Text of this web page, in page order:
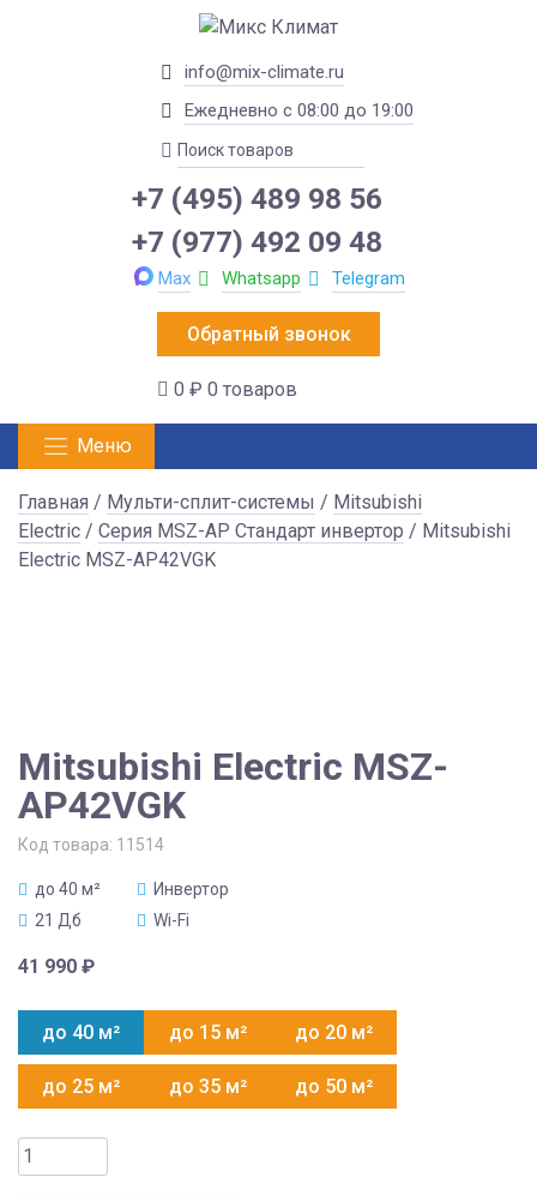
info@mix-climate.ru
Ежедневно с 08:00 до 19:00
+7 (495) 489 98 56
+7 (977) 492 09 48
Max Whatsapp Telegram
Обратный звонок
0 ₽ 0 товаров
Меню
Главная / Мульти-сплит-системы / Mitsubishi
Electric / Серия MSZ-AP Стандарт инвертор / Mitsubishi
Electric MSZ-AP42VGK
Mitsubishi Electric MSZ-
AP42VGK
Код товара: 11514
до 40 м²
Инвертор
21 Дб
Wi-Fi
41 990 ₽
до 40 м² до 15 м² до 20 м²
до 25 м² до 35 м² до 50 м²
Количество
товара